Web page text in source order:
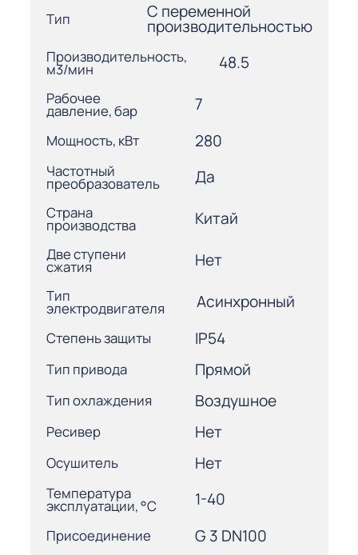
Тип С переменной
производительностью
Производительность,
м3/мин 48.5
Рабочее
давление, бар 7
Мощность, кВт 280
Частотный
преобразователь Да
Страна
производства Китай
Две ступени
сжатия Нет
Тип
электродвигателя Асинхронный
Степень защиты IP54
Тип привода Прямой
Тип охлаждения Воздушное
Ресивер Нет
Осушитель Нет
Температура
эксплуатации, °С 1-40
Присоединение G 3 DN100